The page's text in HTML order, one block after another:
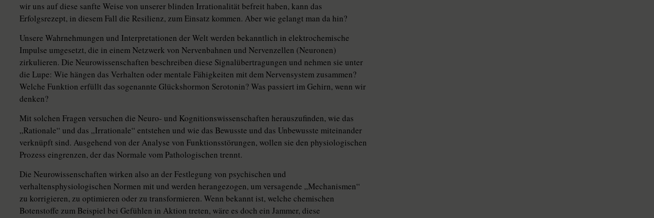
wir uns auf diese sanfte Weise von unserer blinden Irrationalität befreit haben, kann das
Erfolgsrezept, in diesem Fall die Re­si­lienz, zum Einsatz kommen. Aber wie gelangt man da hin?
Unsere Wahrnehmungen und Interpretationen der Welt werden bekanntlich in elektrochemische
Impulse umgesetzt, die in einem Netzwerk von Nervenbahnen und Nervenzellen (Neuronen)
zirkulieren. Die Neurowissenschaften beschreiben diese Signalübertragungen und nehmen sie unter
die Lupe: Wie hängen das Verhalten oder mentale Fähigkeiten mit dem Nervensystem zusammen?
Welche Funk­tion erfüllt das sogenannte Glückshormon Serotonin? Was passiert im Gehirn, wenn wir
denken?
Mit solchen Fragen versuchen die Neuro- und Kognitionswissenschaften herauszufinden, wie das
„Rationale“ und das „Irrationale“ entstehen und wie das Bewusste und das Unbewusste miteinander
verknüpft sind. Ausgehend von der Analyse von Funktionsstörungen, wollen sie den physiologischen
Prozess eingrenzen, der das Normale vom Pathologischen trennt.
Die Neurowissenschaften wirken also an der Festlegung von psychischen und
verhaltensphysiologischen Normen mit und werden herangezogen, um versagende „Mechanismen“
zu korrigieren, zu optimieren oder zu transformieren. Wenn bekannt ist, welche chemischen
Botenstoffe zum Beispiel bei Gefühlen in Aktion treten, wäre es doch ein Jammer, diese